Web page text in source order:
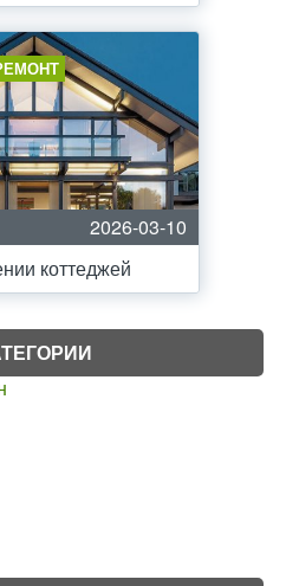
2026-03-10
коттеджей